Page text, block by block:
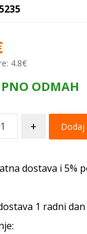
4.8€
ODMAH
+ Dodaj
dostava i 5%
1 radni